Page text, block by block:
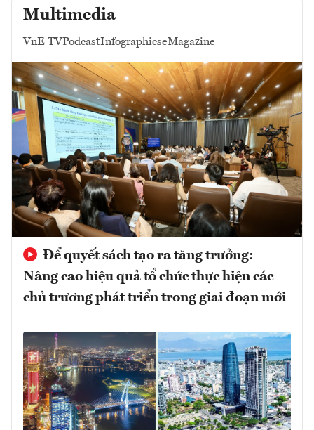
Multimedia
VnE TVPodcastInfographicseMagazine
Để quyết sách tạo ra tăng trưởng:
Nâng cao hiệu quả tổ chức thực hiện các
chủ trương phát triển trong giai đoạn mới